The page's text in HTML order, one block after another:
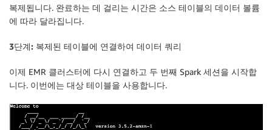
복제됩니다. 완료하는 데 걸리는 시간은 소스 테이블의 데이터 볼륨
에 따라 달라집니다.
3단계: 복제된 테이블에 연결하여 데이터 쿼리
이제 EMR 클러스터에 다시 연결하고 두 번째 Spark 세션을 시작합
니다. 이번에는 대상 테이블을 사용합니다.